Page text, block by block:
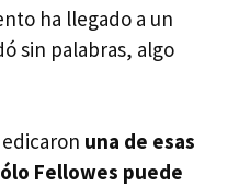
ha llegado a un
sin palabras, algo
una de esas
Fellowes puede